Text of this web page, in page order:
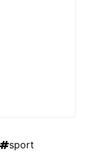
sport